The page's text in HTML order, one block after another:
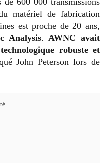
matériel de fabrication
est proche de 20 ans,
Analysis.AWNC avait
robuste et
John Peterson lors de